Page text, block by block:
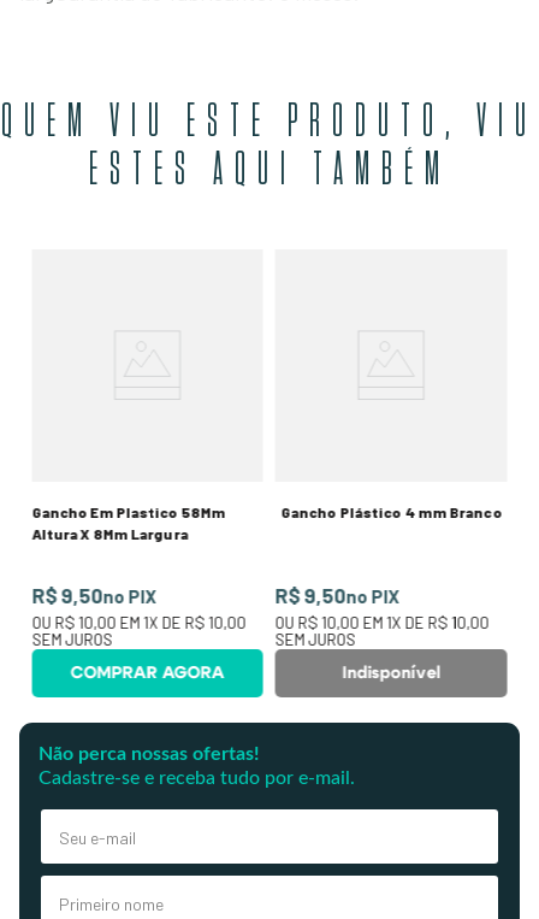
QUEM VIU ESTE PRODUTO, VIU
ESTES AQUI TAMBÉM
Gancho Em Plastico 58Mm
Altura X 8Mm Largura
R$ 9,50no PIX
OU R$ 10,00 EM1X DE R$ 10,00
SEM JUROS
COMPRAR AGORA
Gancho Plástico 4 mm Branco
R$ 9,50no PIX
OU R$ 10,00 EM1X DE R$ 10,00
SEM JUROS
Indisponível
Não perca nossas ofertas!
Cadastre-se e receba tudo por e-mail.